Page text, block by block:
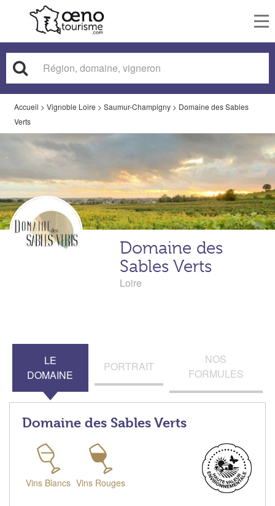
Accueil > Vignoble Loire > Saumur-Champigny > Domaine des Sables
Verts
Domaine des
Sables Verts
Loire
LE
DOMAINE
PORTRAIT
NOS
FORMULES
Domaine des Sables Verts
Vins Blancs Vins Rouges